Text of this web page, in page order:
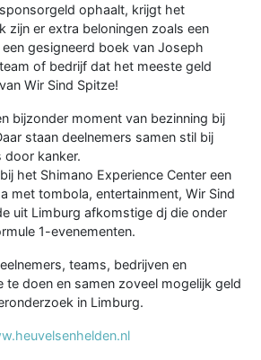
ophaalt, krijgt het
zijn er extra beloningen zoals een
gesigneerd boek van Joseph
of bedrijf dat het meeste geld
Wir Sind Spitze!
bijzonder moment van bezinning bij
staan deelnemers samen stil bij
door kanker.
het Shimano Experience Center een
met tombola, entertainment, Wir Sind
uit Limburg afkomstige dj die onder
1-evenementen.
teams, bedrijven en
te doen en samen zoveel mogelijk geld
in Limburg.